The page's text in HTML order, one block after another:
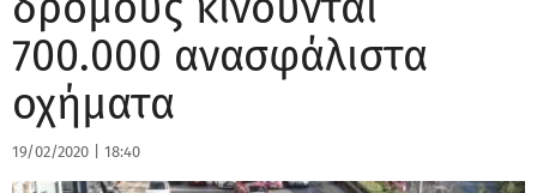
700.000 ανασφάλιστα
οχήματα
19/02/2020 18:40